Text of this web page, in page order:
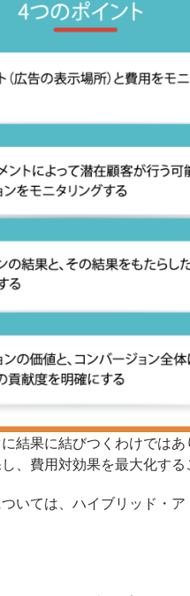
結果に結びつくわけでは
、費用対効果を最大化する
いては、ハイブリッド・